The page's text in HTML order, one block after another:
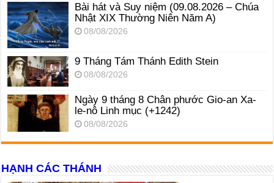
Bài hát và Suy niệm (09.08.2026 – Chúa
Nhật XIX Thường Niên Năm A)
08/08/2026
9 Tháng Tám Thánh Edith Stein
08/08/2026
Ngày 9 tháng 8 Chân phước Gio-an Xa-
le-nô Linh mục (+1242)
08/08/2026
HẠNH CÁC THÁNH